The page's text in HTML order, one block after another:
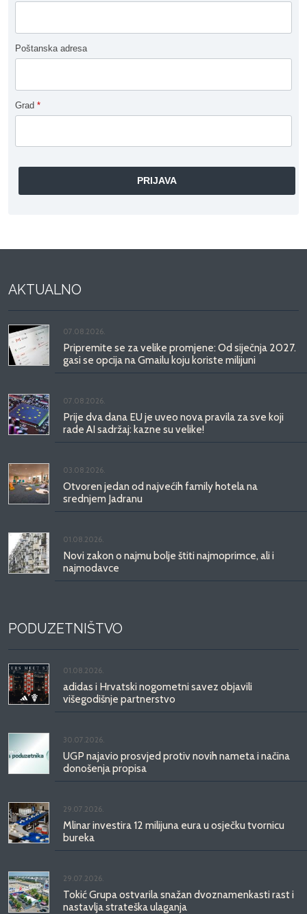
Poštanska adresa
Grad *
AKTUALNO
07.08.2026.
Pripremite se za velike promjene: Od siječnja 2027.
gasi se opcija na Gmailu koju koriste milijuni
07.08.2026.
Prije dva dana EU je uveo nova pravila za sve koji
rade AI sadržaj: kazne su velike!
03.08.2026.
Otvoren jedan od najvećih family hotela na
srednjem Jadranu
01.08.2026.
Novi zakon o najmu bolje štiti najmoprimce, ali i
najmodavce
PODUZETNIŠTVO
01.08.2026.
adidas i Hrvatski nogometni savez objavili
višegodišnje partnerstvo
30.07.2026.
UGP najavio prosvjed protiv novih nameta i načina
donošenja propisa
29.07.2026.
Mlinar investira 12 milijuna eura u osječku tvornicu
bureka
29.07.2026.
Tokić Grupa ostvarila snažan dvoznamenkasti rast i
nastavlja strateška ulaganja